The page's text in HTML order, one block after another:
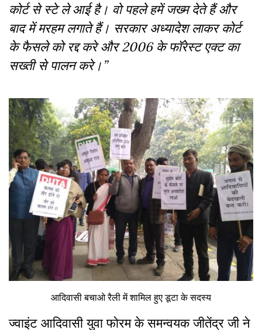
कोर्ट से स्टे ले आई है। वो पहले हमें जख्म देते हैं और
बाद में मरहम लगाते हैं। सरकार अध्यादेश लाकर कोर्ट
के फैसले को रद्द करे और 2006 के फॉरेस्ट एक्ट का
सख्ती से पालन करे।”
आदिवासी बचाओ रैली में शामिल हुए डूटा के सदस्य
ज्वाइंट आदिवासी युवा फोरम के समन्वयक जीतेंद्र जी ने